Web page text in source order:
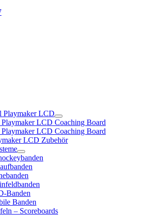
Playmaker LCD
Playmaker LCD Coaching Board
Playmaker LCD Coaching Board
LCD Zubehör
Banden
Banden
– Scoreboards